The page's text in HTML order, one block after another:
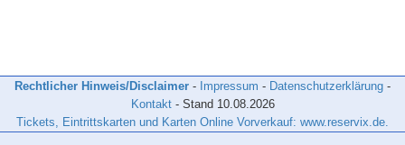
Rechtlicher Hinweis/Disclaimer - Impressum - Datenschutzerklärung -
Kontakt- Stand 10.08.2026
Tickets, Eintrittskarten und Karten Online Vorverkauf: www.reservix.de.